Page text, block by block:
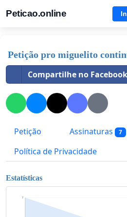
Peticao.online
Petição pro miguelito
Compartilhe no Facebook
Petição Assinaturas 7
Política de Privacidade
Estatísticas
7